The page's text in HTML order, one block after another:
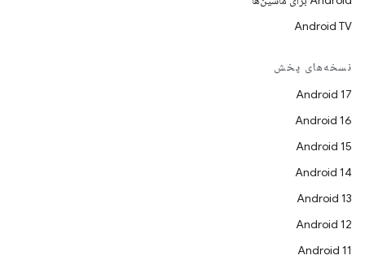
Android TV
نسخه‌های پخش
Android 17
Android 16
Android 15
Android 14
Android 13
Android 12
Android 11